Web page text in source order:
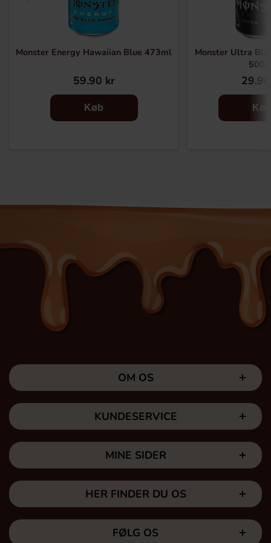
Monster Energy Hawaiian Blue 473ml
59.90 kr
Køb
Monster Ultra
Køb
OM OS
KUNDESERVICE
MINE SIDER
HER FINDER DU OS
FØLG OS